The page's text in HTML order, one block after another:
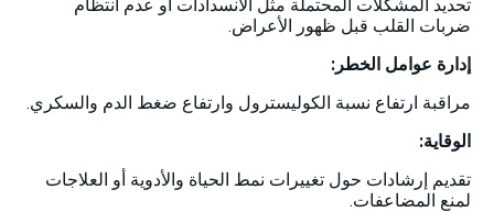
تحديد المشكلات المحتملة مثل الانسدادات أو عدم انتظام
ضربات القلب قبل ظهور الأعراض.
إدارة عوامل الخطر:
مراقبة ارتفاع نسبة الكوليسترول وارتفاع ضغط الدم والسكري.
الوقاية:
تقديم إرشادات حول تغييرات نمط الحياة والأدوية أو العلاجات
لمنع المضاعفات.